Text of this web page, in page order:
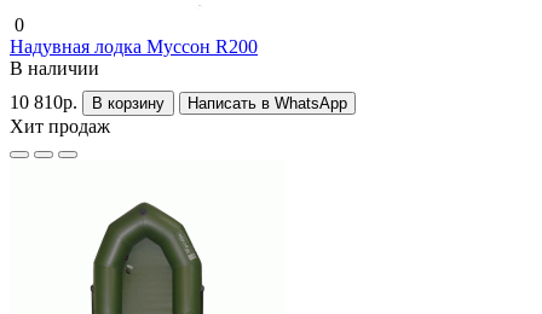
0
Надувная лодка Муссон R200
В наличии
10 810р.
В корзину Написать в WhatsApp
Хит продаж